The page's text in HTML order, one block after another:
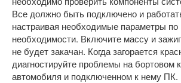
Все должно быть подключено и
настраивая необходимые параметры по
необходимости. Включите массу и
не будет закачан. Когда загорается
диагностируйте проблемы на бортовом
автомобиля и подключенном к нему ПК.